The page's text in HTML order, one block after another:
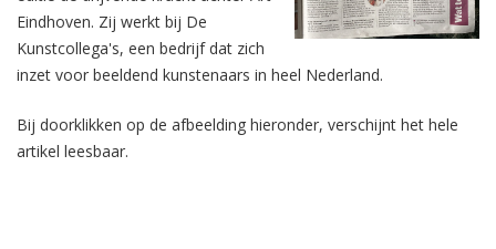
Eindhoven. Zij werkt bij De
Kunstcollega's, een bedrijf dat zich
inzet voor beeldend kunstenaars in heel Nederland.
Bij doorklikken op de afbeelding hieronder, verschijnt het hele
artikel leesbaar.